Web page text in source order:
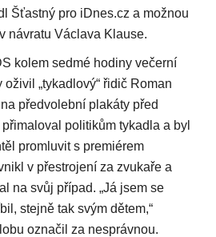
Šťastný pro iDnes.cz a možnou
návratu Václava Klause.
kolem sedmé hodiny večerní
„tykadlový“ řidič Roman
předvolební plakáty před
politikům tykadla a byl
promluvit s premiérem
v přestrojení za zvukaře a
na svůj případ. „Já jsem se
stejně tak svým dětem,“
označil za nesprávnou.